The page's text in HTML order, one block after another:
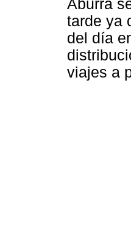
Aburrá
tarde ya
del día
viajes a